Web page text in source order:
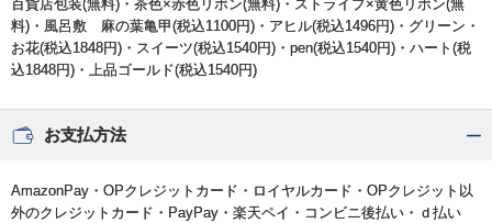
百貨店包装(無料)・茶色×赤色リボン(無料)・ストライプ×黄色リボン(無
料)・風呂敷 麻の葉亀甲(税込1100円)・アヒル(税込1496円)・グリーン・
お花(税込1848円)・スイーツ(税込1540円)・pen(税込1540円)・ハート(税
込1848円)・上品ゴールド(税込1540円)
お支払方法
AmazonPay・OPクレジットカード・ロイヤルカード・OPクレジット以
外のクレジットカード・PayPay・楽天ペイ・コンビニ後払い・ｄ払い